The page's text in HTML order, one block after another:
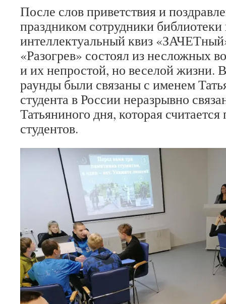
После слов приветствия и
праздником сотрудники
интеллектуальный квиз
«Разогрев» состоял из несложных
и их непростой, но веселой жизни.
раунды были связаны с именем
студента в России неразрывно
Татьяниного дня, которая
студентов.